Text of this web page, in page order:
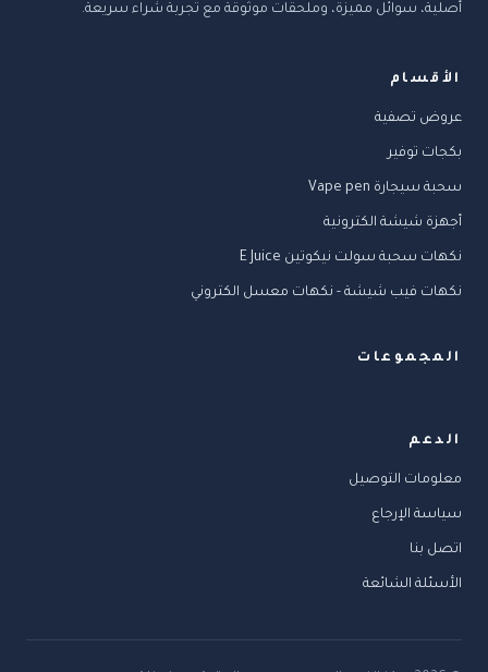
أصلية، سوائل مميزة، وملحقات موثوقة مع تجربة شراء سريعة.
الأقسام
عروض تصفية
بكجات توفير
سحبة سيجارة Vape pen
أجهزة شيشة الكترونية
نكهات سحبة سولت نيكوتين E Juice
نكهات فيب شيشة - نكهات معسل الكتروني
المجموعات
الدعم
معلومات التوصيل
سياسة الإرجاع
اتصل بنا
الأسئلة الشائعة